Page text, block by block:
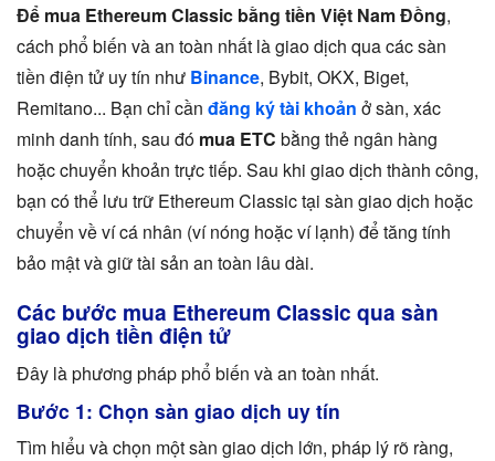
Để mua Ethereum Classic bằng tiền Việt Nam Đồng,
cách phổ biến và an toàn nhất là giao dịch qua các sàn
tiền điện tử uy tín như Binance, Bybit, OKX, Biget,
Remitano... Bạn chỉ cần đăng ký tài khoản ở sàn, xác
minh danh tính, sau đó mua ETC bằng thẻ ngân hàng
hoặc chuyển khoản trực tiếp. Sau khi giao dịch thành công,
bạn có thể lưu trữ Ethereum Classic tại sàn giao dịch hoặc
chuyển về ví cá nhân (ví nóng hoặc ví lạnh) để tăng tính
bảo mật và giữ tài sản an toàn lâu dài.
Các bước mua Ethereum Classic qua sàn
giao dịch tiền điện tử
Đây là phương pháp phổ biến và an toàn nhất.
Bước 1: Chọn sàn giao dịch uy tín
Tìm hiểu và chọn một sàn giao dịch lớn, pháp lý rõ ràng,